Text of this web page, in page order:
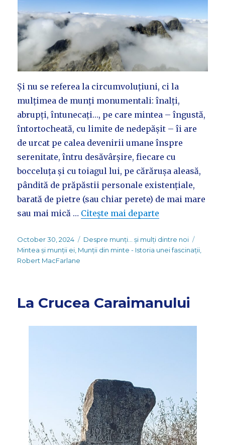
Și nu se referea la circumvoluțiuni, ci la
mulțimea de munți monumentali: înalți,
abrupți, întunecați…, pe care mintea – îngustă,
întortocheată, cu limite de nedepășit – îi are
de urcat pe calea devenirii umane înspre
serenitate, întru desăvârșire, fiecare cu
bocceluța și cu toiagul lui, pe cărărușa aleasă,
pândită de prăpăstii personale existențiale,
barată de pietre (sau chiar perete) de mai mare
sau mai mică … Citește mai departe
Posted
on
October 30, 2024 Categories
Despre munți... și mulți dintre noi
Mintea și munții ei Munții din minte - Istoria unei fascinații
Robert MacFarlane
La Crucea Caraimanului